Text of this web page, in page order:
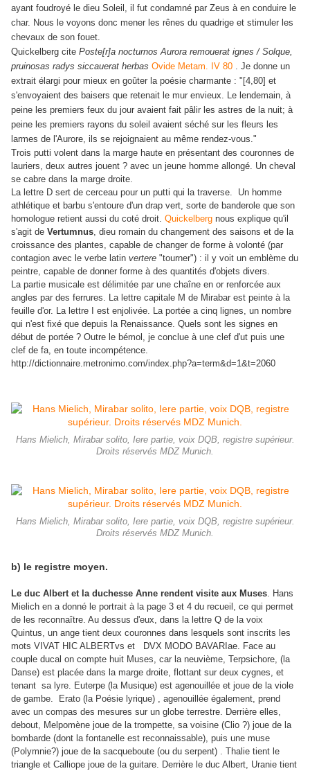
ayant foudroyé le dieu Soleil, il fut condamné par Zeus à en conduire le
char. Nous le voyons donc mener les rênes du quadrige et stimuler les
chevaux de son fouet.
Quickelberg cite Poste[r]a nocturnos Aurora remouerat ignes / Solque,
pruinosas radys siccauerat herbas Ovide Metam. IV 80 . Je donne un
extrait élargi pour mieux en goûter la poésie charmante : " [4,80] et
s'envoyaient des baisers que retenait le mur envieux. Le lendemain, à
peine les premiers feux du jour avaient fait pâlir les astres de la nuit; à
peine les premiers rayons du soleil avaient séché sur les fleurs les
larmes de l'Aurore, ils se rejoignaient au même rendez-vous."
Trois putti volent dans la marge haute en présentant des couronnes de
lauriers, deux autres jouent ? avec un jeune homme allongé. Un cheval
se cabre dans la marge droite.
La lettre D sert de cerceau pour un putti qui la traverse. Un homme
athlétique et barbu s'entoure d'un drap vert, sorte de banderole que son
homologue retient aussi du coté droit. Quickelberg nous explique qu'il
s'agit de Vertumnus, dieu romain du changement des saisons et de la
croissance des plantes, capable de changer de forme à volonté (par
contagion avec le verbe latin vertere "tourner") : il y voit un emblème du
peintre, capable de donner forme à des quantités d'objets divers.
La partie musicale est délimitée par une chaîne en or renforcée aux
angles par des ferrures. La lettre capitale M de Mirabar est peinte à la
feuille d'or. La lettre I est enjolivée. La portée a cinq lignes, un nombre
qui n'est fixé que depuis la Renaissance. Quels sont les signes en
début de portée ? Outre le bémol, je conclue à une clef d'ut puis une
clef de fa, en toute incompétence.
http://dictionnaire.metronimo.com/index.php?a=term&d=1&t=2060
Hans Mielich, Mirabar solito, Iere partie, voix DQB, registre supérieur.
Droits réservés MDZ Munich.
Hans Mielich, Mirabar solito, Iere partie, voix DQB, registre supérieur.
Droits réservés MDZ Munich.
b) le registre moyen.
Le duc Albert et la duchesse Anne rendent visite aux Muses. Hans
Mielich en a donné le portrait à la page 3 et 4 du recueil, ce qui permet
de les reconnaître. Au dessus d'eux, dans la lettre Q de la voix
Quintus, un ange tient deux couronnes dans lesquels sont inscrits les
mots VIVAT HIC ALBERTvs et DVX MODO BAVARIae. Face au
couple ducal on compte huit Muses, car la neuvième, Terpsichore, (la
Danse) est placée dans la marge droite, flottant sur deux cygnes, et
tenant sa lyre. Euterpe (la Musique) est agenouillée et joue de la viole
de gambe. Erato (la Poésie lyrique) , agenouillée également, prend
avec un compas des mesures sur un globe terrestre. Derrière elles,
debout, Melpomène joue de la trompette, sa voisine (Clio ?) joue de la
bombarde (dont la fontanelle est reconnaissable), puis une muse
(Polymnie?) joue de la sacqueboute (ou du serpent) . Thalie tient le
triangle et Calliope joue de la guitare. Derrière le duc Albert, Uranie tient